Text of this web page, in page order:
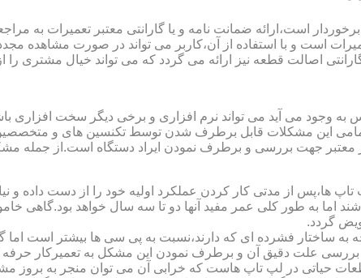
است و با استفاده از آن،کاربر می تواند در صورت مشاهده
اصالت قطعه نیز ارائه می گردد که می تواند خیال مشتری
به وجود می آید می تواند نرم افزاری و برخی دیگر سخت
این مشکلات قابل برطرف شدن توسط تکنسین های و
معتبر جهت بررسی و برطرف نمودن ایراد دستگاه است.از
از مدتی کار کردن عملکرد اولیه خود را از دست داده و نیاز
اما به طور کلی عمر مفید آنها دو تا سه سال خواهد
گردد.
ساختار فشرده ای که دارند،نسبت به پی سی ها بیشتر است
علت دقیق آن و برطرف نمودن این مشکل به تعمیرکار حرفه
حیاتی در لپ تاپ هاست که خرابی آن می توان منجر به بروز